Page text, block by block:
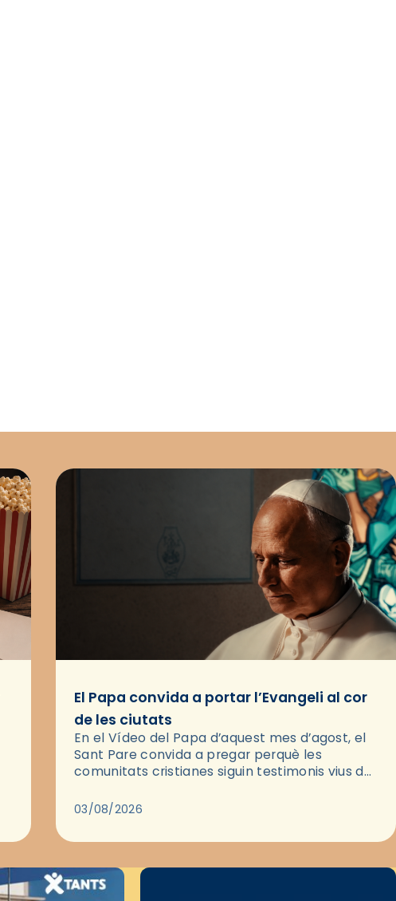
El Papa convida a portar l’Evangeli al cor
de les ciutats
En el Vídeo del Papa d’aquest mes d’agost, el
Sant Pare convida a pregar perquè les
comunitats cristianes siguin testimonis vius de
pregària, el…
03/08/2026